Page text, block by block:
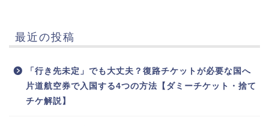
最近の投稿
「行き先未定」でも大丈夫？復路チケットが必要な国へ
片道航空券で入国する4つの方法【ダミーチケット・捨て
チケ解説】